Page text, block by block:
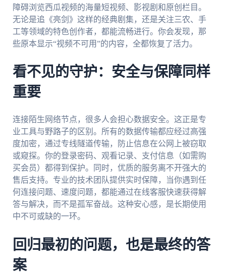
障碍浏览西瓜视频的海量短视频、影视剧和原创栏目。
无论是追《亮剑》这样的经典剧集，还是关注三农、手
工等领域的特色创作者，都能流畅进行。你会发现，那
些原本显示“视频不可用”的内容，全都恢复了活力。
看不见的守护：安全与保障同样
重要
连接陌生网络节点，很多人会担心数据安全。这正是专
业工具与野路子的区别。所有的数据传输都应经过高强
度加密，通过专线隧道传输，防止信息在公网上被窃取
或窥探。你的登录密码、观看记录、支付信息（如需购
买会员）都得到保护。同时，优质的服务离不开强大的
售后支持。专业的技术团队提供实时保障，当你遇到任
何连接问题、速度问题，都能通过在线客服快速获得解
答与解决，而不是孤军奋战。这种安心感，是长期使用
中不可或缺的一环。
回归最初的问题，也是最终的答
案